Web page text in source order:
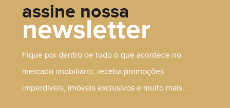
R$ 170.000,00
assine nossa
newsletter
Fique por dentro de tudo o que acontece no
mercado imobiliário, receba promoções
imperdíveis, imóveis exclusivos e muito mais...